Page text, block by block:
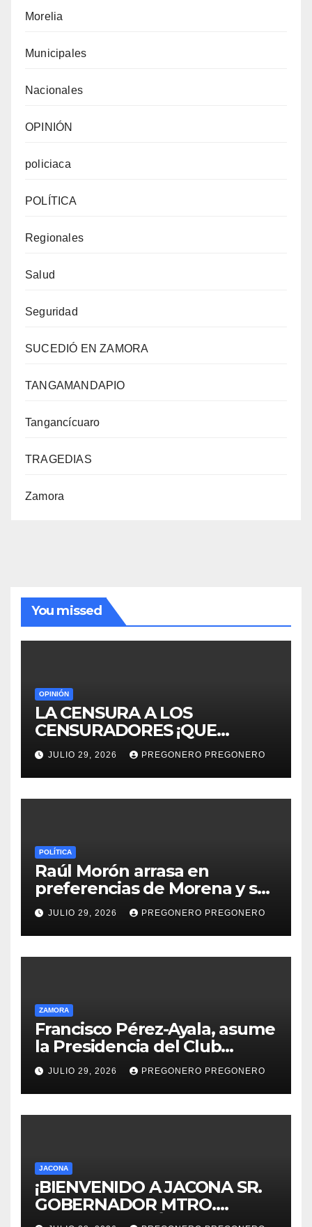
Morelia
Municipales
Nacionales
OPINIÓN
policiaca
POLÍTICA
Regionales
Salud
Seguridad
SUCEDIÓ EN ZAMORA
TANGAMANDAPIO
Tangancícuaro
TRAGEDIAS
Zamora
You missed
OPINIÓN
LA CENSURA A LOS
CENSURADORES ¡QUE
HORROR!
JULIO 29, 2026 PREGONERO PREGONERO
POLÍTICA
Raúl Morón arrasa en
preferencias de Morena y se
perfila hacia la gubernatura
de Michoacán en 2027
JULIO 29, 2026 PREGONERO PREGONERO
ZAMORA
Francisco Pérez-Ayala, asume
la Presidencia del Club
Rotario Zamora Industrial,
para el periodo 2026–2027
JULIO 29, 2026 PREGONERO PREGONERO
JACONA
¡BIENVENIDO A JACONA SR.
GOBERNADOR MTRO.
ALFREDO RAMÍREZ